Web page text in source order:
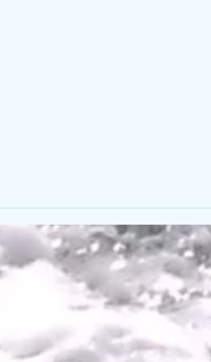
電話番号変更のお知らせ。
現在ご予約時にお電話を頂いてお
ります電話番号が6月末にて変更
となります。 現在SOUTHの電話
番号をご登録して頂いております
お客様、大変お手数では御座いま